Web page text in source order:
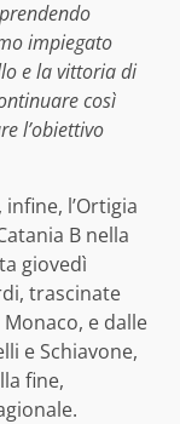
impiegato
e la vittoria di
così
l’obiettivo
l’Ortigia
B nella
giovedì
trascinate
e dalle
e Schiavone,
fine,